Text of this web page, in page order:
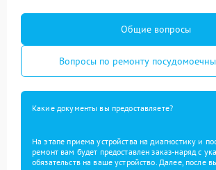
Общие вопросы
Вопросы по ремонту
Какие документы вы предоставляете?
На этапе приема устройства на диагностику и
ремонт вам будет предоставлен заказ-наряд с
обязательств на ваше устройство. Далее, после